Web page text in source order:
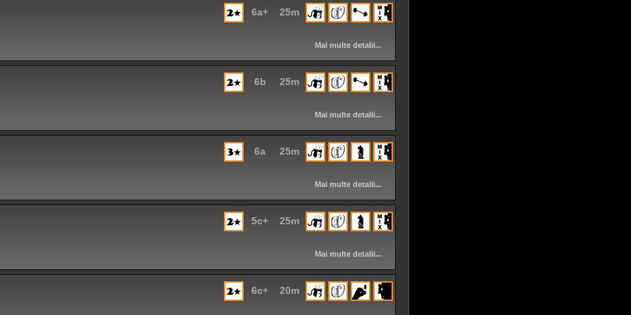
25m
6a+
Mai multe detalii...
25m
6b
Mai multe detalii...
25m
6a
Mai multe detalii...
25m
5c+
Mai multe detalii...
20m
6c+